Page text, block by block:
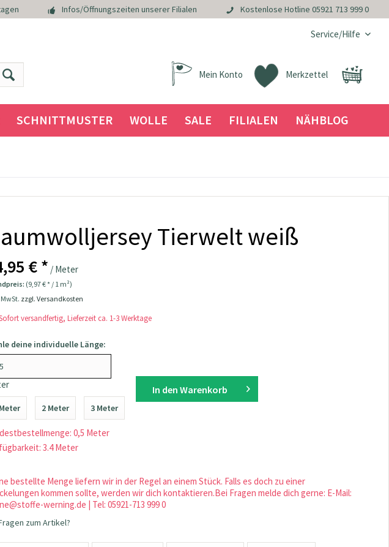
Infos/Öffnungszeiten unserer Filialen Kostenlose Hotline 05921 713 999 0
Service/Hilfe
Merkzettel
Mein Konto
SCHNITTMUSTER WOLLE SALE FILIALEN NÄHBLOG
Tierwelt weiß
€ * / Meter
(9,97 € * / 1 m²)
zzgl. Versandkosten
versandfertig, Lieferzeit ca. 1-3 Werktage
deine individuelle Länge:
2 Meter 3 Meter
0,5 Meter
3.4 Meter
In den Warenkorb
bestellte Menge liefern wir in der Regel an einem Stück. Falls es doch zu einer
kommen sollte, werden wir dich kontaktieren.Bei Fragen melde dich gerne: E-Mail:
werning.de | Tel: 05921-713 999 0
zum Artikel?